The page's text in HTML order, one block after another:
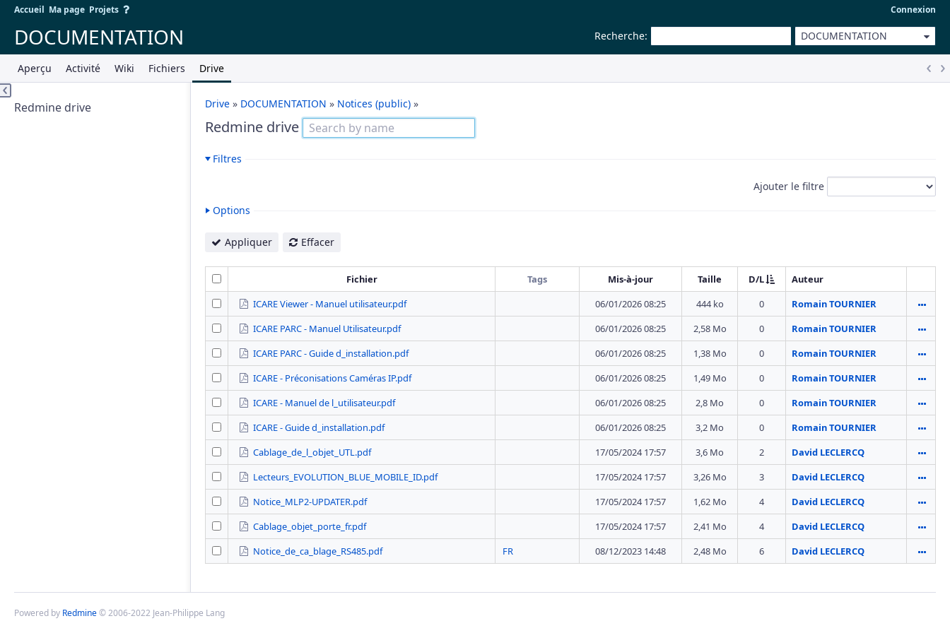
Connexion
Accueil Ma page Projets
Recherche: DOCUMENTATION
DOCUMENTATION
Aperçu Activité Wiki Fichiers Drive
Redmine drive Drive » DOCUMENTATION » Notices (public) »
Redmine drive
Filtres
Ajouter le filtre
Options
Appliquer Effacer
Fichier Tags Mis-à-jour Taille D/L
Auteur
ICARE Viewer - Manuel utilisateur.pdf
06/01/2026 08:25 444 ko 0
Romain TOURNIER
ICARE PARC - Manuel Utilisateur.pdf
06/01/2026 08:25 2,58 Mo 0
Romain TOURNIER
ICARE PARC - Guide d_installation.pdf
06/01/2026 08:25 1,38 Mo 0
Romain TOURNIER
ICARE - Préconisations Caméras IP.pdf
06/01/2026 08:25 1,49 Mo 0
Romain TOURNIER
ICARE - Manuel de l_utilisateur.pdf
06/01/2026 08:25 2,8 Mo 0
Romain TOURNIER
ICARE - Guide d_installation.pdf
06/01/2026 08:25 3,2 Mo 0
Romain TOURNIER
Cablage_de_l_objet_UTL.pdf
17/05/2024 17:57 3,6 Mo 2
David LECLERCQ
Lecteurs_EVOLUTION_BLUE_MOBILE_ID.pdf
17/05/2024 17:57 3,26 Mo 3
David LECLERCQ
Notice_MLP2-UPDATER.pdf
17/05/2024 17:57 1,62 Mo 4
David LECLERCQ
Cablage_objet_porte_fr.pdf
17/05/2024 17:57 2,41 Mo 4
David LECLERCQ
Notice_de_ca_blage_RS485.pdf
FR 08/12/2023 14:48 2,48 Mo 6 David LECLERCQ
Powered by Redmine© 2006-2022 Jean-Philippe Lang